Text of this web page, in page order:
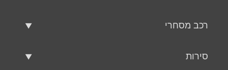
רכב מסחרי
סירות